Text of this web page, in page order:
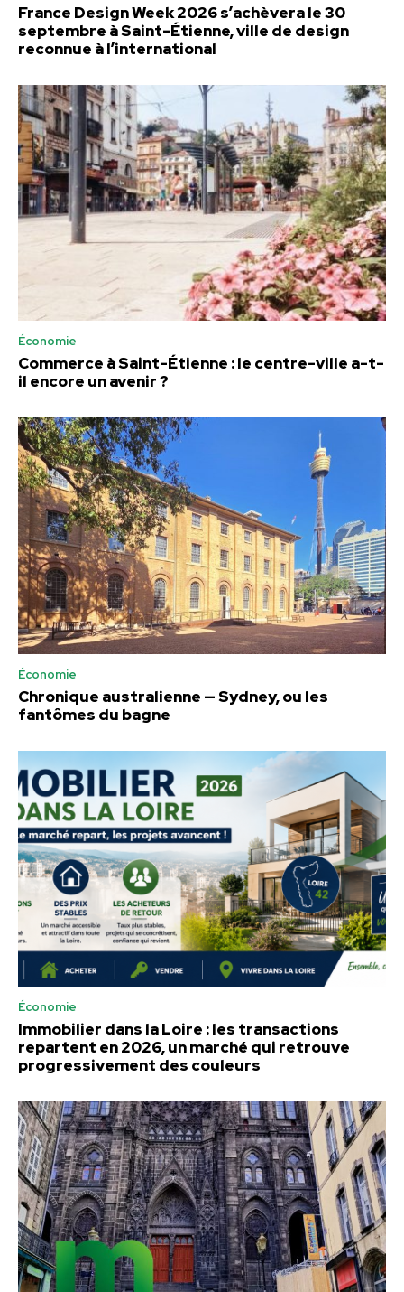
France Design Week 2026 s’achèvera le 30
septembre à Saint-Étienne, ville de design
reconnue à l’international
Économie
Commerce à Saint-Étienne : le centre-ville a-t-
il encore un avenir ?
Économie
Chronique australienne — Sydney, ou les
fantômes du bagne
Économie
Immobilier dans la Loire : les transactions
repartent en 2026, un marché qui retrouve
progressivement des couleurs